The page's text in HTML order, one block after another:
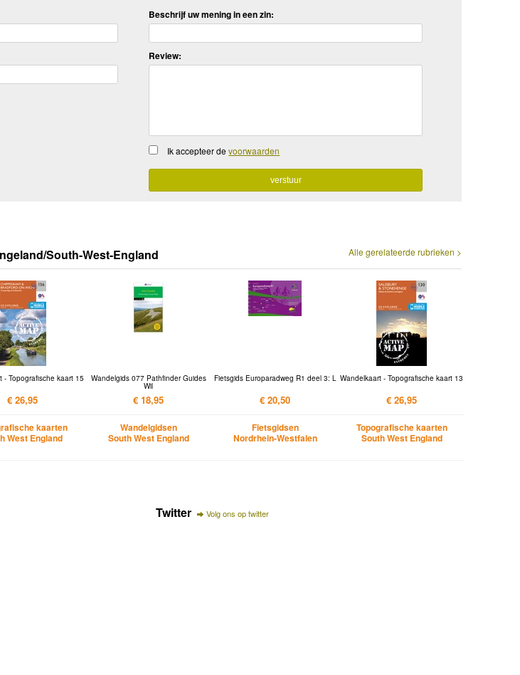
Beschrijf uw mening in een zin:
Review:
Ik accepteer devoorwaarden
Alle gerelateerde rubrieken >
South-West-England
- Topografische kaart 15
€ 26,95
kaarten
West England
Wandelgids 077 Pathfinder Guides
Wil
€ 18,95
Wandelgidsen
South West England
Fietsgids Europaradweg R1 deel 3: L
€ 20,50
Fietsgidsen
Nordrhein-Westfalen
Wandelkaart - Topografische kaart 13
€ 26,95
Topografische kaarten
South West England
Twitter Volg ons op twitter